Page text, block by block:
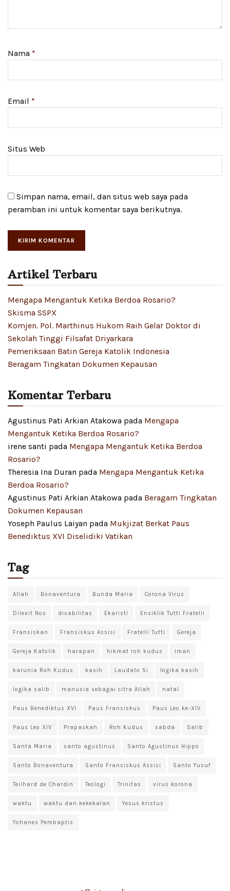
Nama *
Email *
Situs Web
Simpan nama, email, dan situs web saya pada
peramban ini untuk komentar saya berikutnya.
Artikel Terbaru
Mengapa Mengantuk Ketika Berdoa Rosario?
Skisma SSPX
Komjen. Pol. Marthinus Hukom Raih Gelar Doktor di
Sekolah Tinggi Filsafat Driyarkara
Pemeriksaan Batin Gereja Katolik Indonesia
Beragam Tingkatan Dokumen Kepausan
Komentar Terbaru
Agustinus Pati Arkian Atakowa pada Mengapa
Mengantuk Ketika Berdoa Rosario?
irene santi pada Mengapa Mengantuk Ketika Berdoa
Rosario?
Theresia Ina Duran pada Mengapa Mengantuk Ketika
Berdoa Rosario?
Agustinus Pati Arkian Atakowa pada Beragam Tingkatan
Dokumen Kepausan
Yoseph Paulus Laiyan pada Mukjizat Berkat Paus
Benediktus XVI Diselidiki Vatikan
Tag
Allah Bonaventura Bunda Maria Corona Virus
Dilexit Nos disabilitas Ekaristi Ensiklik Tutti Fratelli
Fransiskan Fransiskus Assisi Fratelli Tutti Gereja
Gereja Katolik harapan hikmat roh kudus iman
karunia Roh Kudus kasih Laudato Si logika kasih
logika salib manusia sebagai citra Allah natal
Paus Benediktus XVI Paus Fransiskus Paus Leo ke-XIV
Paus Leo XIV Prapaskah Roh Kudus sabda Salib
Santa Maria santo agustinus Santo Agustinus Hippo
Santo Bonaventura Santo Fransiskus Assisi Santo Yusuf
Teilhard de Chardin Teologi Trinitas virus korona
waktu waktu dan kekekalan Yesus kristus
Yohanes Pembaptis